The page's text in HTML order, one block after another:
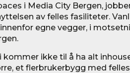
i Media City Bergen,
av felles fasiliteter.
egne vegger, i
kommer ikke til å ha alt
et flerbrukerbygg med